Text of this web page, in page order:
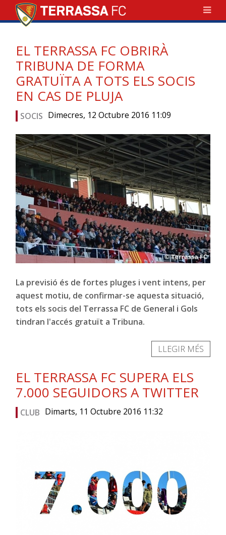
EL TERRASSA FC OBRIRÀ
TRIBUNA DE FORMA
GRATUÏTA A TOTS ELS SOCIS
EN CAS DE PLUJA
SOCIS Dimecres, 12 Octubre 2016 11:09
La previsió és de fortes pluges i vent intens, per
aquest motiu, de confirmar-se aquesta situació,
tots els socis del Terrassa FC de General i Gols
tindran l'accés gratuït a Tribuna.
LLEGIR MÉS
EL TERRASSA FC SUPERA ELS
7.000 SEGUIDORS A TWITTER
CLUB Dimarts, 11 Octubre 2016 11:32